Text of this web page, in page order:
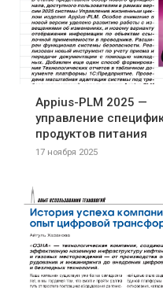
Appius-PLM 2025 —
управление
продуктов питания
17 ноября 2025